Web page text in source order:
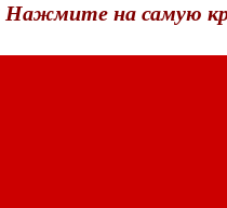
Нажмите на самую